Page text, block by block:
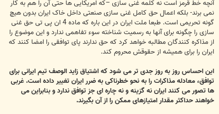
آنچه خط قرمز است نه کلمه غنی سازی –که امریکایی ها حتی آن را هم به کار
نمی برند- بلکه اعمال حق کامل غنی سازی صنعتی داخل خاک ایران بدون هیچ
گونه تحریمی است. طبعا ملت ایران در این باره که ماده 4 ان پی تی حق غنی
سازی را چگونه برای آنها به رسمیت شناخته سوء تفاهمی ندارد و این موضوع را
از مذاکره کنندگان مطالبه خواهد کرد که حق ندارند پای توافقی را امضا کنند که
ایران را برای همیشه از حقوقش محروم کند.
این احساس روز به روز جدی تر می شود که اشتیاق زاید الوصف تیم ایرانی برای
توافق، معادله مذاکرات را به نحو خطرناکی به ضرر ایران تغییر داده است. غربی
ها تصور می کنند ایران نه گزینه و نه چاره ای جز توافق ندارد و بنابراین می
خواهند حداکثر مقدار امتیازهای ممکن را از آن بگیرند.